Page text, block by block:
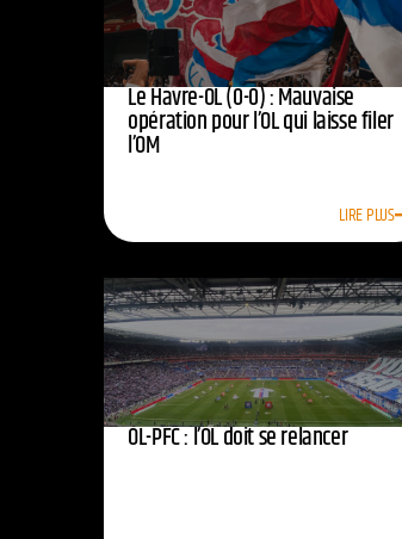
Le Havre-OL (0-0) : Mauvaise
opération pour l’OL qui laisse filer
l’OM
LIRE PLUS
OL-PFC : l’OL doit se relancer